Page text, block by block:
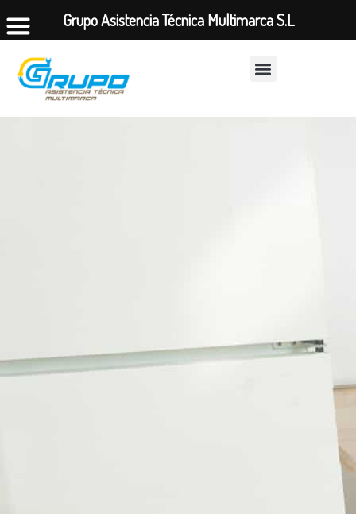
Grupo Asistencia Técnica Multimarca S.L